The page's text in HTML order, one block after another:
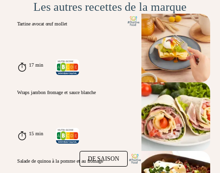
Les autres recettes de la marque
Tartine avocat œuf mollet
17 min
Wraps jambon fromage et sauce blanche
15 min
DE SAISON
Salade de quinoa à la pomme et au fromage